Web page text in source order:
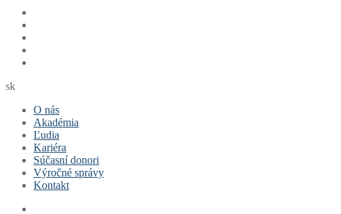
sk
O nás
Akadémia
Ľudia
Kariéra
Súčasní donori
Výročné správy
Kontakt